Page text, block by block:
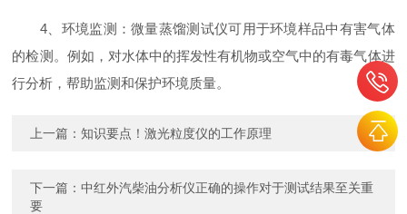
4、环境监测：微量蒸馏测试仪可用于环境样品中有害气体
的检测。例如，对水体中的挥发性有机物或空气中的有毒气体进
行分析，帮助监测和保护环境质量。
上一篇：知识要点！激光粒度仪的工作原理
下一篇：中红外汽柴油分析仪正确的操作对于测试结果至关重
要